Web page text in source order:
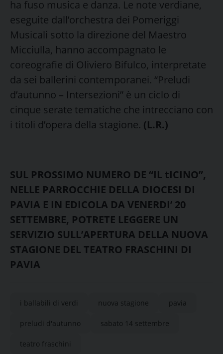
ha fuso musica e danza. Le note verdiane,
eseguite dall’orchestra dei Pomeriggi
Musicali sotto la direzione del Maestro
Micciulla, hanno accompagnato le
coreografie di Oliviero Bifulco, interpretate
da sei ballerini contemporanei. “Preludi
d’autunno – Intersezioni” è un ciclo di
cinque serate tematiche che intrecciano con
i titoli d’opera della stagione. (L.R.)
SUL PROSSIMO NUMERO DE “IL tICINO”,
NELLE PARROCCHIE DELLA DIOCESI DI
PAVIA E IN EDICOLA DA VENERDI’ 20
SETTEMBRE, POTRETE LEGGERE UN
SERVIZIO SULL’APERTURA DELLA NUOVA
STAGIONE DEL TEATRO FRASCHINI DI
PAVIA
i ballabili di verdi nuova stagione pavia
preludi d'autunno sabato 14 settembre
teatro fraschini